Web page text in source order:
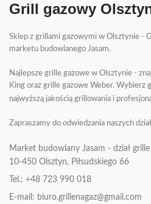
Grill gazowy
Sklep z grillami gazowymi w Olsztynie -
marketu budowlanego Jasam.
Najlepsze grille gazowe w Olsztynie -
King oraz grille gazowe Weber. Wybierz
najwyższą jakością grillowania i
Zapraszamy do odwiedzania naszych
Market budowlany Jasam - dział grille
10-450 Olsztyn, Piłsudskiego 66
Tel.: +48 723 990 018
E-mail: biuro.grillenagaz@gmail.com